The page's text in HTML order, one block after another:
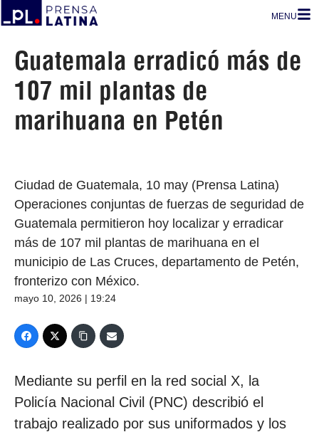
MENU
Guatemala erradicó más de
107 mil plantas de
marihuana en Petén
Ciudad de Guatemala, 10 may (Prensa Latina)
Operaciones conjuntas de fuerzas de seguridad de
Guatemala permitieron hoy localizar y erradicar
más de 107 mil plantas de marihuana en el
municipio de Las Cruces, departamento de Petén,
fronterizo con México.
mayo 10, 2026 | 19:24
Mediante su perfil en la red social X, la
Policía Nacional Civil (PNC) describió el
trabajo realizado por sus uniformados y los